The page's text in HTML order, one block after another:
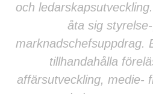
och
åta sig
marknadschefsuppdrag.
tillhandahålla
affärsutveckling, medie-